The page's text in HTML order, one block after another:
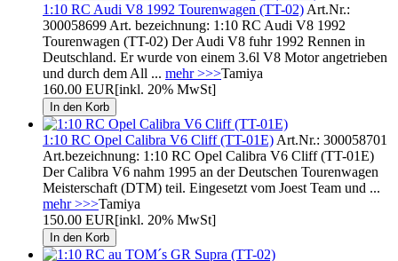
1:10 RC Audi V8 1992 Tourenwagen (TT-02) Art.Nr.:
300058699 Art. bezeichnung: 1:10 RC Audi V8 1992
Tourenwagen (TT-02) Der Audi V8 fuhr 1992 Rennen in
Deutschland. Er wurde von einem 3.6l V8 Motor angetrieben
und durch dem All ... mehr >>>Tamiya
160.00 EUR[inkl. 20% MwSt]
1:10 RC Opel Calibra V6 Cliff (TT-01E) Art.Nr.: 300058701
Art.bezeichnung: 1:10 RC Opel Calibra V6 Cliff (TT-01E)
Der Calibra V6 nahm 1995 an der Deutschen Tourenwagen
Meisterschaft (DTM) teil. Eingesetzt vom Joest Team und ...
mehr >>>Tamiya
150.00 EUR[inkl. 20% MwSt]